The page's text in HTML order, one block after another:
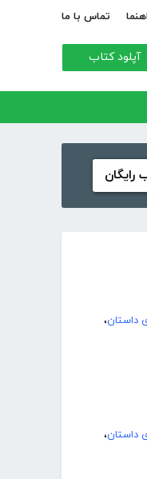
تماس با ما
آپلود کتاب
رایگان
داستان،
داستان،